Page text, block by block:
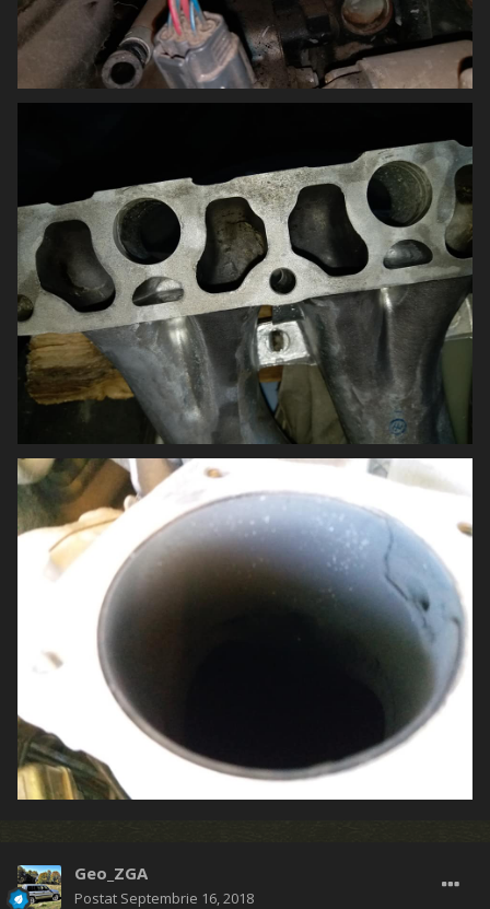
Geo_ZGA
Postat Septembrie 16, 2018